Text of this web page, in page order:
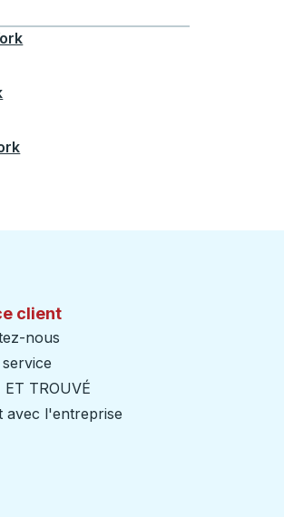
Seattle
et depuis Boston
de bus vers et depuis Toronto
client
nous
ET TROUVÉ
avec l'entreprise